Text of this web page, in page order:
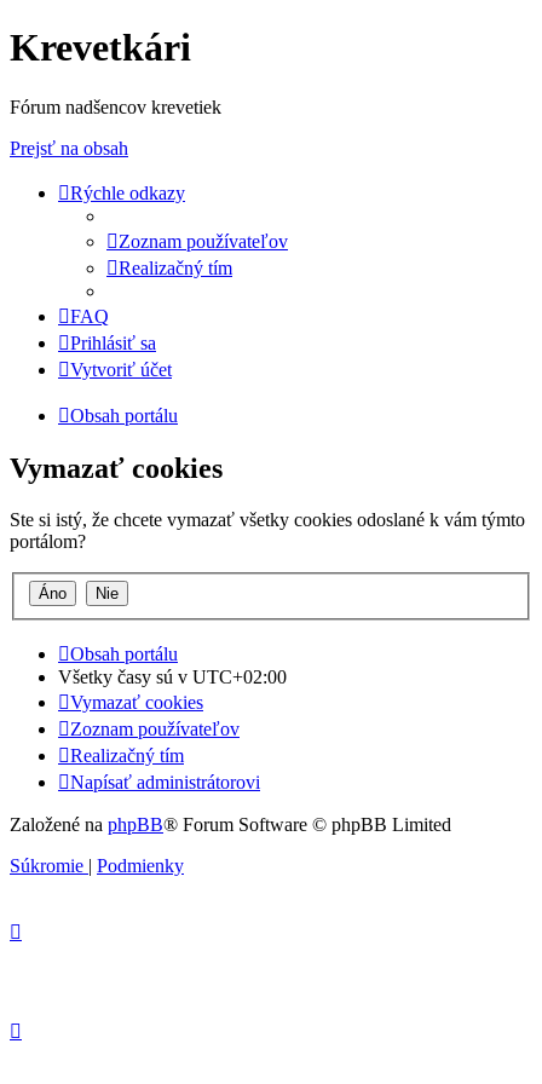
Krevetkári
Fórum nadšencov krevetiek
Prejsť na obsah
Rýchle odkazy
Zoznam používateľov
Realizačný tím
FAQ
Prihlásiť sa
Vytvoriť účet
Obsah portálu
Vymazať cookies
Ste si istý, že chcete vymazať všetky cookies odoslané k vám týmto
portálom?
Obsah portálu
Všetky časy sú v UTC+02:00
Vymazať cookies
Zoznam používateľov
Realizačný tím
Napísať administrátorovi
Založené na phpBB® Forum Software © phpBB Limited
Súkromie | Podmienky